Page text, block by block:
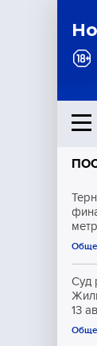
Суд
13